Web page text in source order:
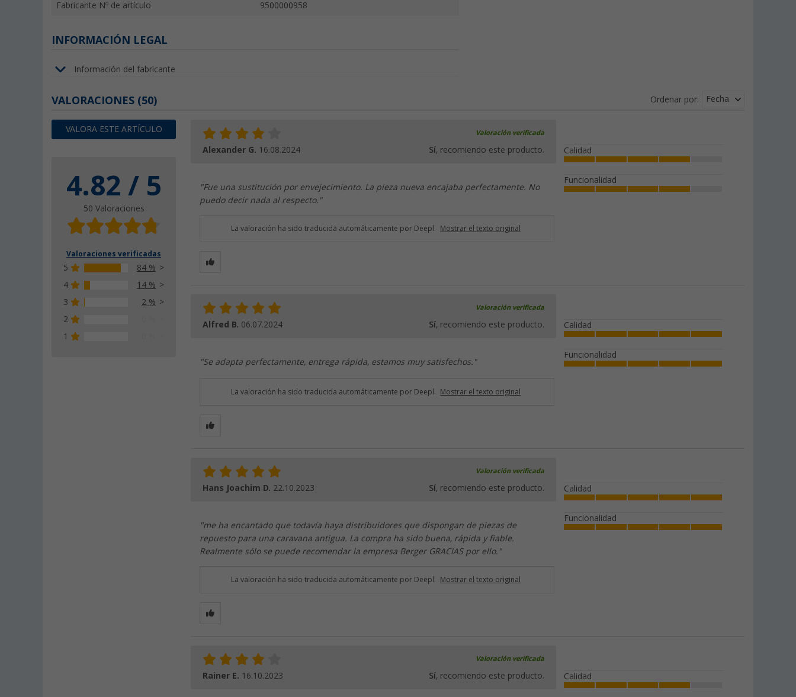
Fabricante Nº de artículo 9500000958
INFORMACIÓN LEGAL
Información del fabricante
VALORACIONES (50)
VALORA ESTE ARTÍCULO
4.82 / 5
50 Valoraciones
Valoraciones verificadas
5
84 %
4
14 %
3
2 %
2
1
Ordenar por: Fecha
Valoración verificada
Alexander G. 16.08.2024 Sí, recomiendo este producto.
"Fue una sustitución por envejecimiento. La pieza nueva encajaba perfectamente. No
puedo decir nada al respecto."
Calidad
Funcionalidad
La valoración ha sido traducida automáticamente por Deepl. Mostrar el texto original
Valoración verificada
Alfred B. 06.07.2024 Sí, recomiendo este producto.
"Se adapta perfectamente, entrega rápida, estamos muy satisfechos."
Calidad
Funcionalidad
La valoración ha sido traducida automáticamente por Deepl. Mostrar el texto original
Valoración verificada
Hans Joachim D. 22.10.2023 Sí, recomiendo este producto.
"me ha encantado que todavía haya distribuidores que dispongan de piezas de
repuesto para una caravana antigua. La compra ha sido buena, rápida y fiable.
Realmente sólo se puede recomendar la empresa Berger GRACIAS por ello."
Calidad
Funcionalidad
La valoración ha sido traducida automáticamente por Deepl. Mostrar el texto original
Valoración verificada
Rainer E. 16.10.2023 Sí, recomiendo este producto. Calidad